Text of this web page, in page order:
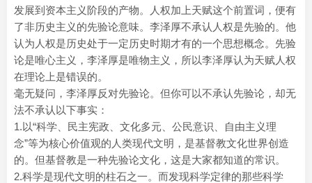
发展到资本主义阶段的产物。人权加上天赋这个前置词，便有
了非历史主义的先验论意味。李泽厚不承认人权是先验的。他
认为人权是历史处于一定历史时期才有的一个思想概念。先验
论是唯心主义，李泽厚是唯物主义，所以李泽厚认为天赋人权
在理论上是错误的。
毫无疑问，李泽厚反对先验论。但你可以不承认先验论，却无
法不承认以下事实：
1.以“科学、民主宪政、文化多元、公民意识、自由主义理
念”等为核心价值观的人类现代文明，是基督教文化世界创造
的。但基督教是一种先验论文化，这是大家都知道的常识。
2.科学是现代文明的柱石之一。而发现科学定律的那些科学